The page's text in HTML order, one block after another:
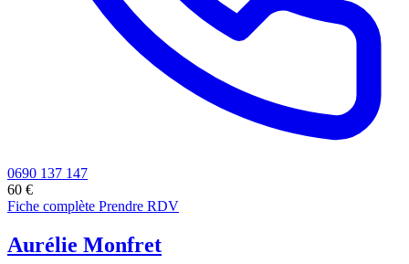
0690 137 147
60 €
Fiche complète Prendre RDV
Aurélie Monfret